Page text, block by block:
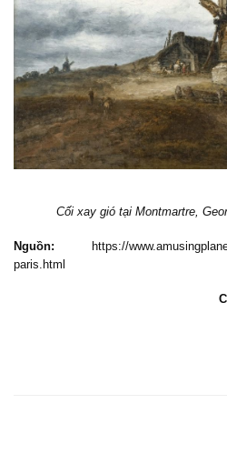
Cối xay gió tại Montmartre,
Nguồn: https://
paris.html